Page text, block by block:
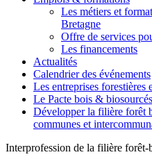
Les métiers et
Bretagne
Offre de services
Les financements
Actualités
Calendrier des événements
Les entreprises forestières
Le Pacte bois &
Développer la filière forêt
communes et
Interprofession de la filière forêt-